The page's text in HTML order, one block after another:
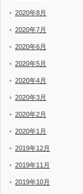
2020年8月
2020年7月
2020年6月
2020年5月
2020年4月
2020年3月
2020年2月
2020年1月
2019年12月
2019年11月
2019年10月